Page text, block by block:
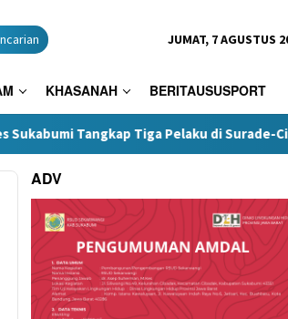
JUMAT, 7 AGUSTUS
KHASANAH BERITAUSUSPORT
Tiga Pelaku di Surade-Ciemas
ADV